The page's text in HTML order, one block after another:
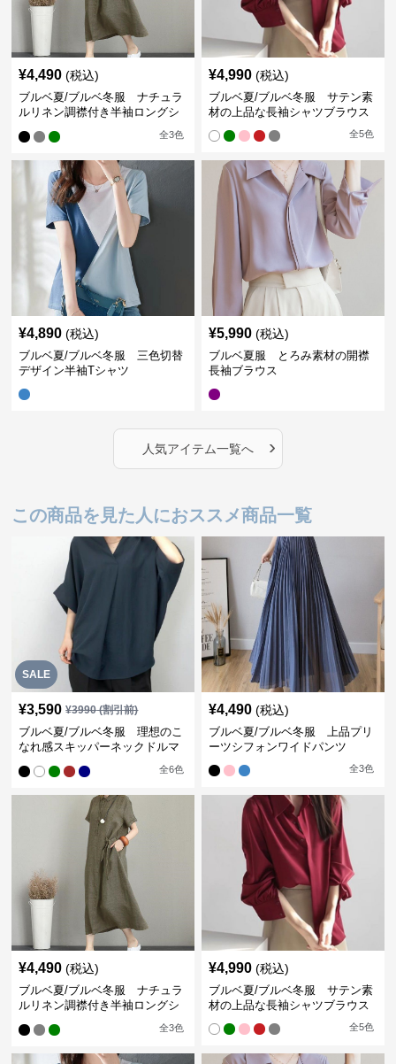
¥4,490 (税込)
ブルベ夏/ブルベ冬服 ナチュラ
ルリネン調襟付き半袖ロングシ
全3色
¥4,990 (税込)
ブルベ夏/ブルベ冬服 サテン素
材の上品な長袖シャツブラウス
全5色
¥4,890 (税込)
ブルベ夏/ブルベ冬服 三色切替
デザイン半袖Tシャツ
¥5,990 (税込)
ブルベ夏服 とろみ素材の開襟
長袖ブラウス
人気アイテム一覧へ ›
この商品を見た人におススメ商品一覧
SALE
¥3,590 ¥3990(割引前)
ブルベ夏/ブルベ冬服 理想のこ
なれ感スキッパーネックドルマ
全6色
¥4,490 (税込)
ブルベ夏/ブルベ冬服 上品プリ
ーツシフォンワイドパンツ
全3色
¥4,490 (税込)
ブルベ夏/ブルベ冬服 ナチュラ
ルリネン調襟付き半袖ロングシ
全3色
¥4,990 (税込)
ブルベ夏/ブルベ冬服 サテン素
材の上品な長袖シャツブラウス
全5色